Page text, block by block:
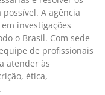
A agência
investigações
o Brasil. Com sede
de profissionais
atender às
ética,